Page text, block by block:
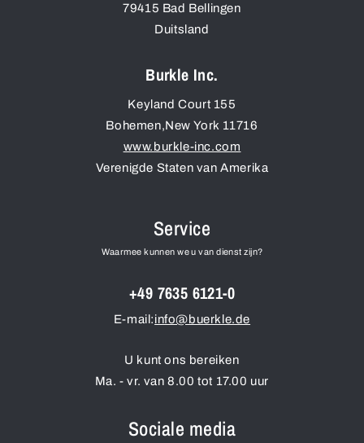
79415 Bad Bellingen
Duitsland
Burkle Inc.
Keyland Court 155
Bohemen,New York 11716
www.burkle-inc.com
Verenigde Staten van Amerika
Service
Waarmee kunnen we u van dienst zijn?
+49 7635 6121-0
E-mail:info@buerkle.de
U kunt ons bereiken
Ma. - vr. van 8.00 tot 17.00 uur
Sociale media